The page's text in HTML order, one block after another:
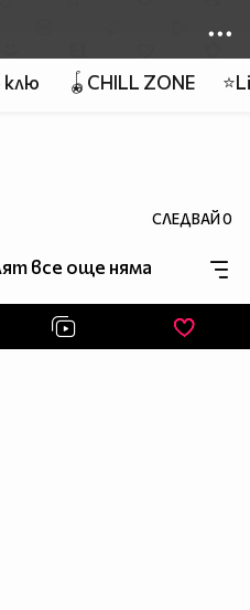
клю 🪀CHILL ZONE
СЛЕДВАЙ0
все още няма